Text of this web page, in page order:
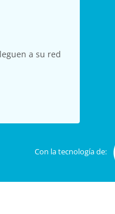
a su red
Con la tecnología de: